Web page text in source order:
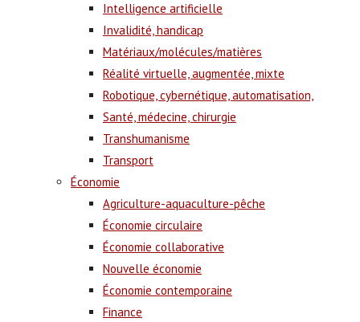
Intelligence artificielle
Invalidité, handicap
Matériaux/molécules/matières
Réalité virtuelle, augmentée, mixte
Robotique, cybernétique, automatisation,
Santé, médecine, chirurgie
Transhumanisme
Transport
Économie
Agriculture-aquaculture-pêche
Économie circulaire
Économie collaborative
Nouvelle économie
Économie contemporaine
Finance